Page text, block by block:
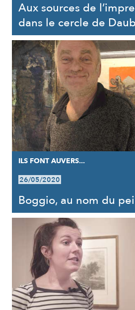
Aux sources de
dans le cercle de
ILS FONT AUVERS...
26/05/2020
Boggio, au nom du